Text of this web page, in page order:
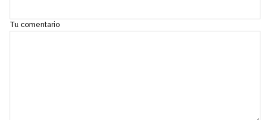
Tu comentario